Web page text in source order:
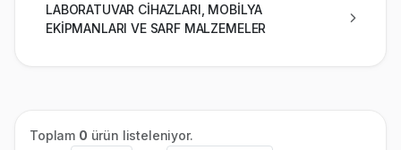
LABORATUVAR CİHAZLARI, MOBİLYA
EKİPMANLARI VE SARF MALZEMELER
Toplam 0 ürün listeleniyor.